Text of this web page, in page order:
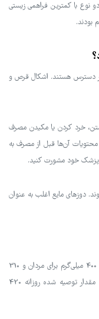
نوع با کمترین فراهمی زیستی
بودند.
دسترس هستند. اشکال قرص و
خرد کردن یا مکیدن مصرف
آن‌ها قبل از مصرف به
پزشک خود مشورت کنید.
دوزهای مایع اغلب به عنوان
مقدار توصیه شده روزانه برای بزرگسالان 18 تا 30 ساله 400 میلی‌گرم برای مردان و 310
میلی‌گرم برای زنان است. برای بزرگسالان بالای 31 سال، مقدار توصیه شده روزانه 420